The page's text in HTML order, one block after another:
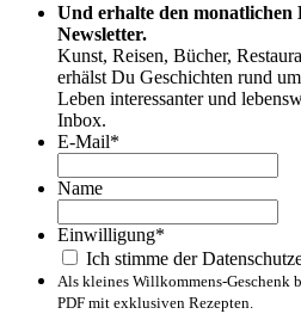
Und erhalte den
Newsletter.
Kunst, Reisen, Bücher,
erhälst Du Geschichten rund
Leben interessanter und
Inbox.
E-Mail*
Name
Einwilligung*
Ich stimme der
Als kleines Willkommens-Geschenk
PDF mit exklusiven Rezepten.